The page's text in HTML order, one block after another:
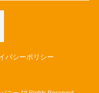
バシーポリシー